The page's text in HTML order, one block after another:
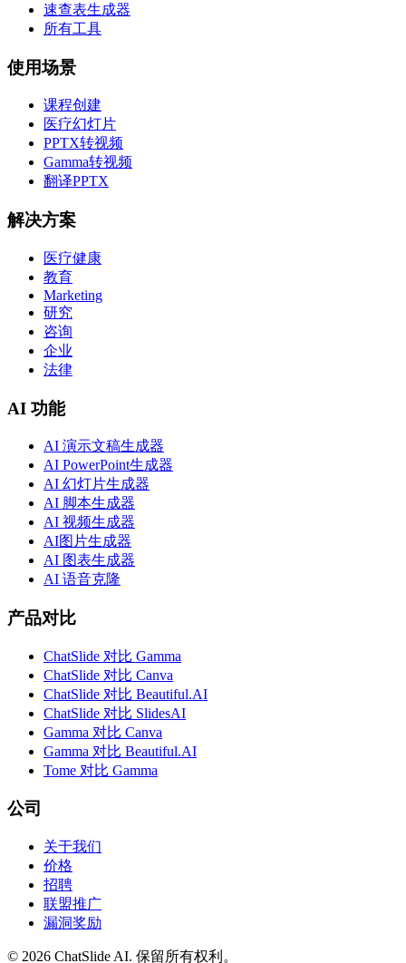
速查表生成器
所有工具
使用场景
课程创建
医疗幻灯片
PPTX转视频
Gamma转视频
翻译PPTX
解决方案
医疗健康
教育
Marketing
研究
咨询
企业
法律
AI 功能
AI 演示文稿生成器
AI PowerPoint生成器
AI 幻灯片生成器
AI 脚本生成器
AI 视频生成器
AI图片生成器
AI 图表生成器
AI 语音克隆
产品对比
ChatSlide 对比 Gamma
ChatSlide 对比 Canva
ChatSlide 对比 Beautiful.AI
ChatSlide 对比 SlidesAI
Gamma 对比 Canva
Gamma 对比 Beautiful.AI
Tome 对比 Gamma
公司
关于我们
价格
招聘
联盟推广
漏洞奖励
© 2026 ChatSlide AI. 保留所有权利。